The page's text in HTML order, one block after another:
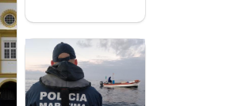
contraditória"
sobre
evolução
turística